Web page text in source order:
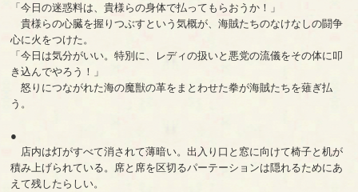
「今日の迷惑料は、貴様らの身体で払ってもらおうか！」
貴様らの心臓を握りつぶすという気概が、海賊たちのなけなしの闘争
心に火をつけた。
「今日は気分がいい。特別に、レディの扱いと悪党の流儀をその体に叩
き込んでやろう！」
怒りにつながれた海の魔獣の革をまとわせた拳が海賊たちを薙ぎ払
う。
●
店内は灯がすべて消されて薄暗い。出入り口と窓に向けて椅子と机が
積み上げられている。席と席を区切るパーテーションは隠れるためにあ
えて残したらしい。